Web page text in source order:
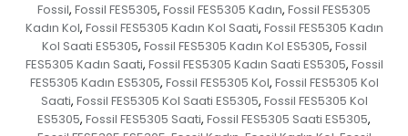
Fossil, Fossil FES5305, Fossil FES5305 Kadın, Fossil FES5305
Kadın Kol, Fossil FES5305 Kadın Kol Saati, Fossil FES5305 Kadın
Kol Saati ES5305, Fossil FES5305 Kadın Kol ES5305, Fossil
FES5305 Kadın Saati, Fossil FES5305 Kadın Saati ES5305, Fossil
FES5305 Kadın ES5305, Fossil FES5305 Kol, Fossil FES5305 Kol
Saati, Fossil FES5305 Kol Saati ES5305, Fossil FES5305 Kol
ES5305, Fossil FES5305 Saati, Fossil FES5305 Saati ES5305,